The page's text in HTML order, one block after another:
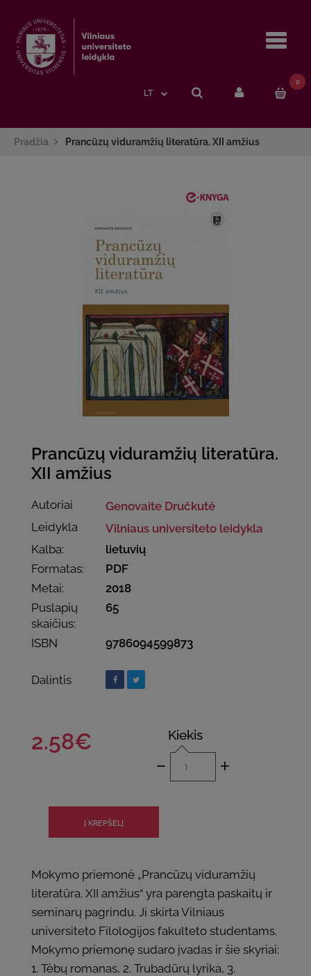
LT
0
Pradžia Prancūzų viduramžių literatūra. XII amžius
Prancūzų viduramžių literatūra.
XII amžius
Autoriai
Genovaite Dručkutė
Leidykla
Vilniaus universiteto leidykla
Kalba:
lietuvių
Formatas:
PDF
Metai:
2018
Puslapių
skaičius:
65
ISBN 9786094599873
Dalintis
2.58€ Kiekis
- +
Mokymo priemonė „Prancūzų viduramžių
literatūra. XII amžius“ yra parengta paskaitų ir
seminarų pagrindu. Ji skirta Vilniaus
universiteto Filologijos fakulteto studentams.
Mokymo priemonę sudaro įvadas ir šie skyriai:
1. Tėbų romanas, 2. Trubadūrų lyrika, 3.